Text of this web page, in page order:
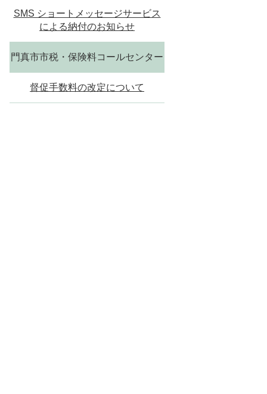
SMS ショートメッセージサービス
による納付のお知らせ
門真市市税・保険料コールセンター
督促手数料の改定について